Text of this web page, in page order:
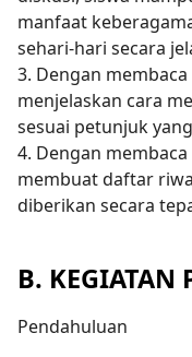
manfaat
sehari-hari secara
3. Dengan
menjelaskan cara
sesuai petunjuk
4. Dengan
membuat daftar
diberikan secara
B. KEGIATAN
Pendahuluan